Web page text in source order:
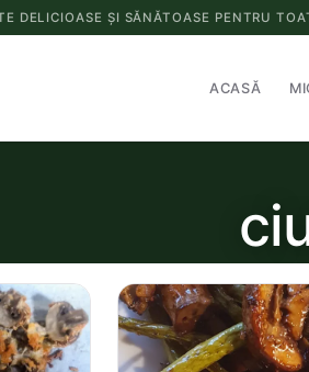
DELICIOASE ȘI SĂNĂTOASE PENTRU
ACASĂ